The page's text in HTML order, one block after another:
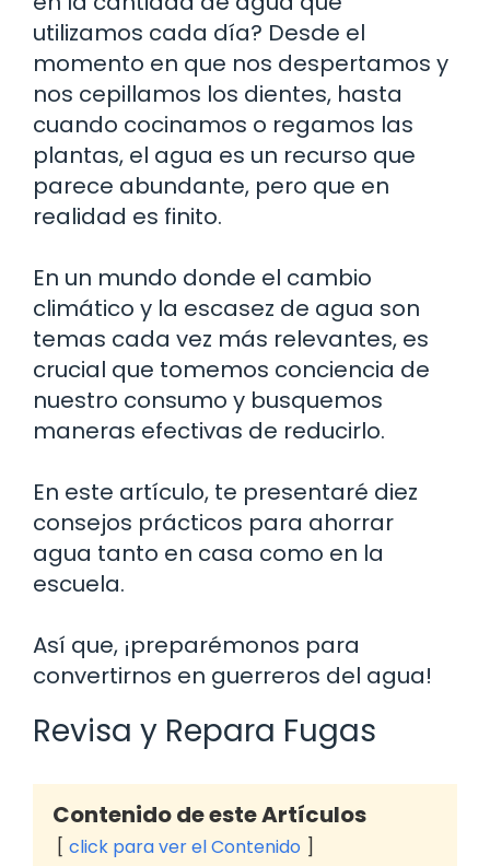
utilizamos cada día? Desde el
momento en que nos despertamos y
nos cepillamos los dientes, hasta
cuando cocinamos o regamos las
plantas, el agua es un recurso que
parece abundante, pero que en
realidad es finito.
En un mundo donde el cambio
climático y la escasez de agua son
temas cada vez más relevantes, es
crucial que tomemos conciencia de
nuestro consumo y busquemos
maneras efectivas de reducirlo.
En este artículo, te presentaré diez
consejos prácticos para ahorrar
agua tanto en casa como en la
escuela.
Así que, ¡preparémonos para
convertirnos en guerreros del agua!
Revisa y Repara Fugas
Contenido de este Artículos
click para ver el Contenido